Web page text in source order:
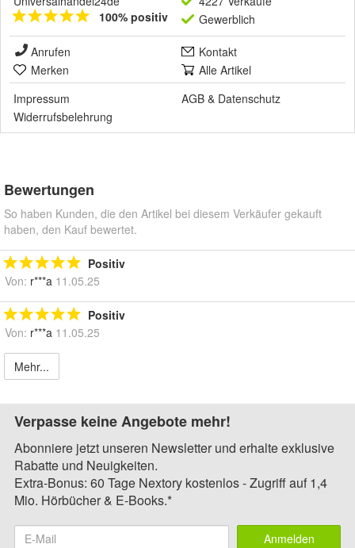
100% positiv
Gewerblich
Anrufen
Kontakt
Merken
Alle Artikel
Impressum
AGB & Datenschutz
Widerrufsbelehrung
Bewertungen
So haben Kunden, die den Artikel bei diesem Verkäufer gekauft
haben, den Kauf bewertet.
Positiv
Von: r***a 11.05.25
Positiv
Von: r***a 11.05.25
Mehr...
Verpasse keine Angebote mehr!
Abonniere jetzt unseren Newsletter und erhalte exklusive
Rabatte und Neuigkeiten.
Extra-Bonus: 60 Tage Nextory kostenlos - Zugriff auf 1,4
Mio. Hörbücher & E-Books.*
Anmelden